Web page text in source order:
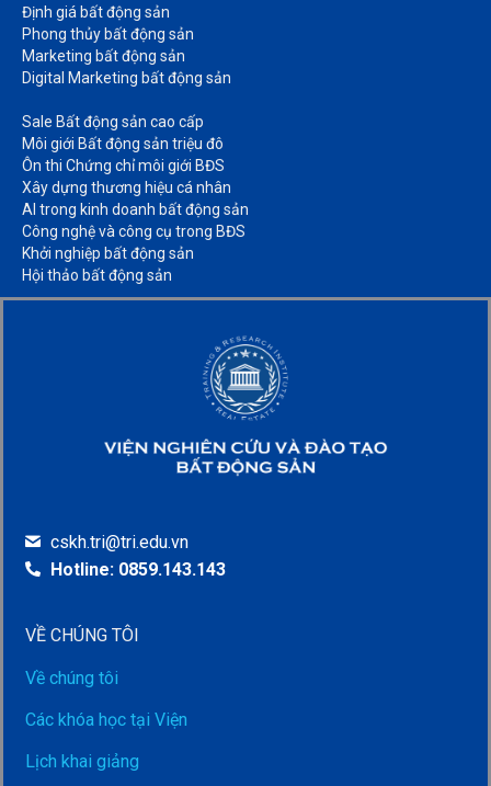
Định giá bất động sản​
Phong thủy bất động sản​
Marketing bất động sản​
Digital Marketing bất động sản​
Sale Bất động sản cao cấp​
Môi giới Bất động sản triệu đô​
Ôn thi Chứng chỉ môi giới BĐS​
Xây dựng thương hiệu cá nhân​
AI trong kinh doanh bất động sản​
Công nghệ và công cụ trong BĐS​
Khởi nghiệp bất động sản​
Hội thảo bất động sản​
cskh.tri@tri.edu.vn
Hotline: 0859.143.143
VỀ CHÚNG TÔI
Về chúng tôi
Các khóa học tại Viện
Lịch khai giảng